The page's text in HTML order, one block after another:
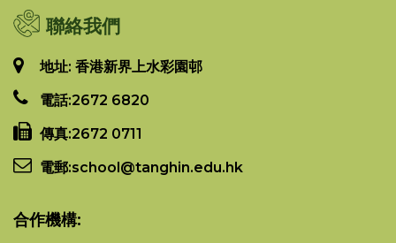
聯絡我們
地址: 香港新界上水彩園邨
電話:2672 6820
傳真:2672 0711
電郵:school@tanghin.edu.hk
合作機構: